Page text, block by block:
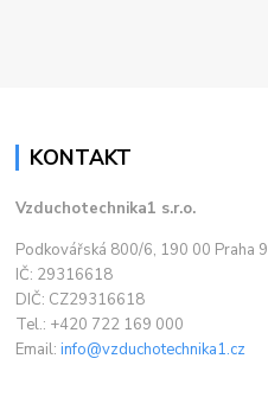
KONTAKT
Vzduchotechnika1 s.r.o.
Podkovářská 800/6, 190 00 Praha 9
IČ: 29316618
DIČ: CZ29316618
Tel.: +420 722 169 000
Email:info@vzduchotechnika1.cz